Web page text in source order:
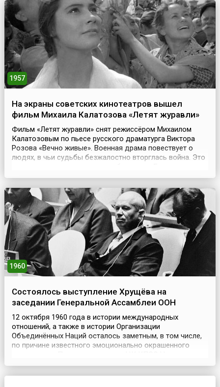
рук составляет 23 метра… Идея этого сооружения...
1957
На экраны советских кинотеатров вышел
фильм Михаила Калатозова «Летят журавли»
Фильм «Летят журавли» снят режиссёром Михаилом
Калатозовым по пьесе русского драматурга Виктора
Розова «Вечно живые». Военная драма повествует о
людях, в чьи судьбы безжалостно вторглась война. Это
Вероники, которых навсегда разлучила война.Главные
Баталов, Василий Меркурьев, Александр Шворин, Св...
1960
Состоялось выступление Хрущёва на
заседании Генеральной Ассамблеи ООН
12 октября 1960 года в истории международных
отношений, а также в истории Организации
Объединённых Наций осталось заметным, в том числе,
по причине известного эмоционально окрашенного
Сергеевича Хрущёва с трибуны Генеральной Ассамблеи